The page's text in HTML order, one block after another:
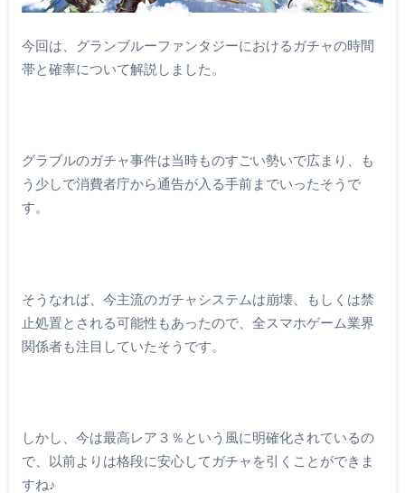
今回は、グランブルーファンタジーにおけるガチャの時間
帯と確率について解説しました。
グラブルのガチャ事件は当時ものすごい勢いで広まり、も
う少しで消費者庁から通告が入る手前までいったそうで
す。
そうなれば、今主流のガチャシステムは崩壊、もしくは禁
止処置とされる可能性もあったので、全スマホゲーム業界
関係者も注目していたそうです。
しかし、今は最高レア３％という風に明確化されているの
で、以前よりは格段に安心してガチャを引くことができま
すね♪